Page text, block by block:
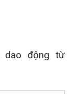
dao động từ